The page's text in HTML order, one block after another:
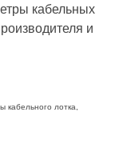
кабельных
и
лотка,